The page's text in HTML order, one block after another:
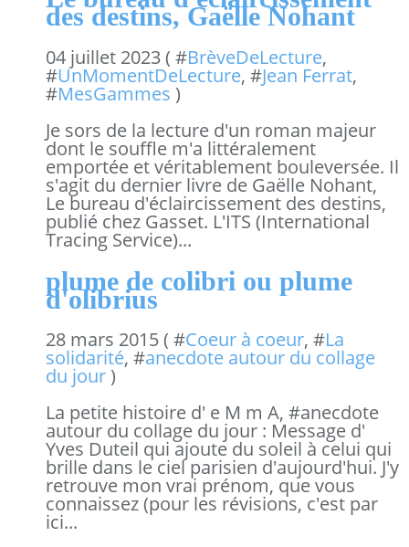
des destins, Gaëlle Nohant
04 juillet 2023 ( #BrèveDeLecture,
#UnMomentDeLecture, #Jean Ferrat,
#MesGammes )
Je sors de la lecture d'un roman majeur
dont le souffle m'a littéralement
emportée et véritablement bouleversée. Il
s'agit du dernier livre de Gaëlle Nohant,
Le bureau d'éclaircissement des destins,
publié chez Gasset. L'ITS (International
Tracing Service)...
plume de colibri ou plume
d'olibrius
28 mars 2015 ( #Coeur à coeur, #La
solidarité, #anecdote autour du collage
du jour )
La petite histoire d' e M m A, #anecdote
autour du collage du jour : Message d'
Yves Duteil qui ajoute du soleil à celui qui
brille dans le ciel parisien d'aujourd'hui. J'y
retrouve mon vrai prénom, que vous
connaissez (pour les révisions, c'est par
ici...